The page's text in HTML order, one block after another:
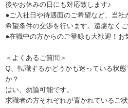
後やお休みの日にも対応致します♪
●ご入社日や待遇面のご希望など、当社
希望条件の交渉を行います。遠慮なくご
●在職中の方からのご登録も大歓迎！お
＜よくあるご質問＞
Q、転職するかどうかも迷っている状
か？
はい、勿論可能です。
求職者の方それぞれが置かれているご